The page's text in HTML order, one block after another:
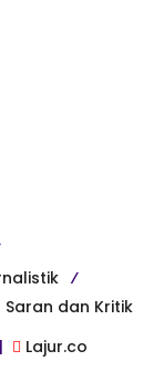
Saran dan Kritik
Lajur.co